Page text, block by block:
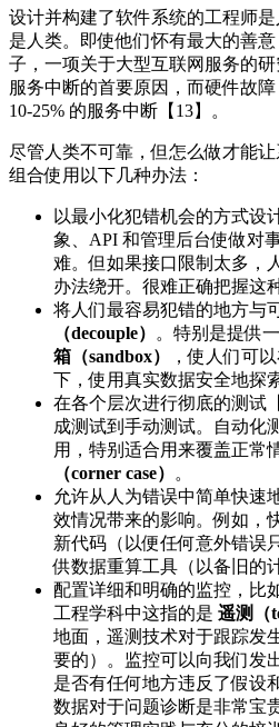
设计并构建了软件系统的工程师
是人类。即使他们怀有最大的善
子，一项关于大型互联网服务的
服务中断的首要原因，而硬件故
10-25% 的服务中断【13】。
尽管人类不可靠，但怎么做才能
组合使用以下几种办法：
以最小化犯错机会的方式设
象、API 和管理后台使做对
难。但如果接口限制太多，
办法绕开。很难正确把握这
将人们最容易犯错的地方与
（decouple）
。特别是提供
箱（sandbox）
，使人们可
下，使用真实数据安全地探
在各个层次进行彻底的测试
成测试到手动测试。自动化
用，特别适合用来覆盖正常
（corner case）
。
允许从人为错误中简单快速
效情况带来的影响。例如，
新代码（以便任何意外错误
供数据重算工具（以备旧的
配置详细和明确的监控，比
工程学科中这指的是 遥测（
地面，遥测技术对于跟踪发
要的）。监控可以向我们发
是否有任何地方违反了假设
数据对于问题诊断是非常宝